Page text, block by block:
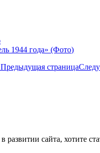
1944 года» (Фото)
страница
сайта, хотите